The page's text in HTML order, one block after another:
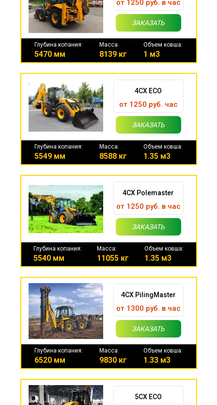
от 1250 руб. в час
ЗАКАЗАТЬ
Глубина копания:
5470 мм
Масса:
8139 кг
Объем ковша:
1 м3
4CX ECO
от 1250 руб. час
ЗАКАЗАТЬ
Глубина копания:
5549 мм
Масса:
8588 кг
Объем ковша:
1.35 м3
4CX Polemaster
от 1250 руб. в час
ЗАКАЗАТЬ
Глубина копания:
5540 мм
Масса:
11055 кг
Объем ковша:
1.35 м3
4CX PilingMaster
от 1300 руб. в час
ЗАКАЗАТЬ
Глубина копания:
6520 мм
Масса:
9830 кг
Объем ковша:
1.33 м3
5CX ECO